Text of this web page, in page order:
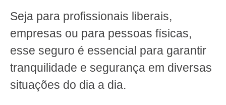
Seja para profissionais liberais,
empresas ou para pessoas físicas,
esse seguro é essencial para garantir
tranquilidade e segurança em diversas
situações do dia a dia.